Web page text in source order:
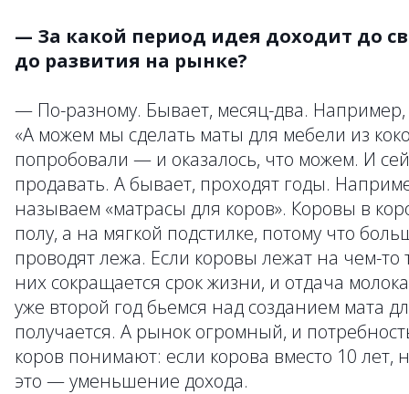
— За какой период идея доходит до
до развития на рынке?
— По-разному. Бывает, месяц-два.
«А можем мы сделать маты для мебели из
попробовали — и оказалось, что можем. И
продавать. А бывает, проходят годы.
называем «матрасы для коров». Коровы в
полу, а на мягкой подстилке, потому что
проводят лежа. Если коровы лежат на чем-
них сокращается срок жизни, и отдача
уже второй год бьемся над созданием мата
получается. А рынок огромный, и
коров понимают: если корова вместо 10 лет,
это — уменьшение дохода.